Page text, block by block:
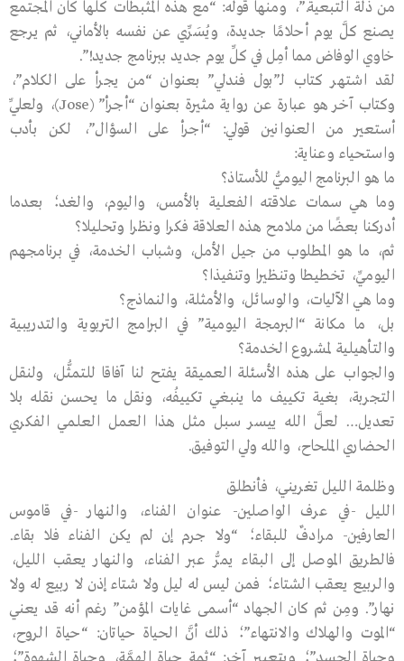
من ذلة التبعية.”، ومنها قوله: “مع هذه المثبطات كلِّها كان المجتمع
يصنع كلَّ يوم أحلامًا جديدة، ويُسَرِّي عن نفسه بالأماني، ثم يرجع
خاوي الوفاض مما أمِل في كلِّ يوم جديد ببرنامج جديد!”.
لقد اشتهر كتاب لـ”بول فندلي” بعنوان “من يجرأ على الكلام”،
وكتاب آخر هو عبارة عن رواية مثيرة بعنوان “أجرأ” (Jose)، ولعلِّي
أستعير من العنوانين قولي: “أجرأ على السؤال”، لكن بأدب
واستحياء وعناية:
ما هو البرنامج اليوميُّ للأستاذ؟
وما هي سمات علاقته الفعلية بالأمس، واليوم، والغد؛ بعدما
أدركنا بعضًا من ملامح هذه العلاقة فكرا ونظرا وتحليلا؟
ثم، ما هو المطلوب من جيل الأمل، وشباب الخدمة، في برنامجهم
اليوميِّ، تخطيطا وتنظيرا وتنفيذا؟
وما هي الآليات، والوسائل، والأمثلة، والنماذج؟
بل، ما مكانة “البرمجة اليومية” في البرامج التربوية والتدريبية
والتأهيلية لمشروع الخدمة؟
والجواب على هذه الأسئلة العميقة يفتح لنا آفاقا للتمثُّل، ولنقل
التجربة، بغية تكييف ما ينبغي تكييفُه، ونقل ما يحسن نقله بلا
تعديل… لعلَّ الله ييسر سبل مثل هذا العمل العلمي الفكري
الحضاري الملحاح، والله ولي التوفيق.
وظلمة الليل تغريني، فأنطلق
الليل -في عرف الواصلين- عنوان الفناء، والنهار -في قاموس
العارفين- مرادفٌ للبقاء؛ “ولا جرم إن لم يكن الفناء فلا بقاء.
فالطريق الموصل إلى البقاء يمرُّ عبر الفناء، والنهار يعقب الليل،
والربيع يعقب الشتاء؛ فمن ليس له ليل ولا شتاء إذن لا ربيع له ولا
نهار”. ومِن ثم كان الجهاد “أسمى غايات المؤمن” رغم أنه قد يعني
“الموت والهلاك والانتهاء”؛ ذلك أنَّ الحياة حياتان: “حياة الروح،